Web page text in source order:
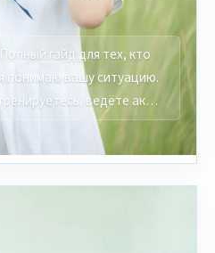
гайд для тех, кто
понимаю вашу ситуацию.
ведёте ак…